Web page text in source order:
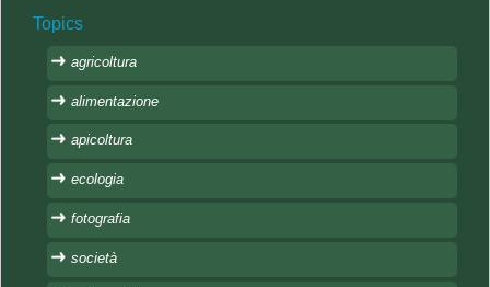
Topics
agricoltura
alimentazione
apicoltura
ecologia
fotografia
società